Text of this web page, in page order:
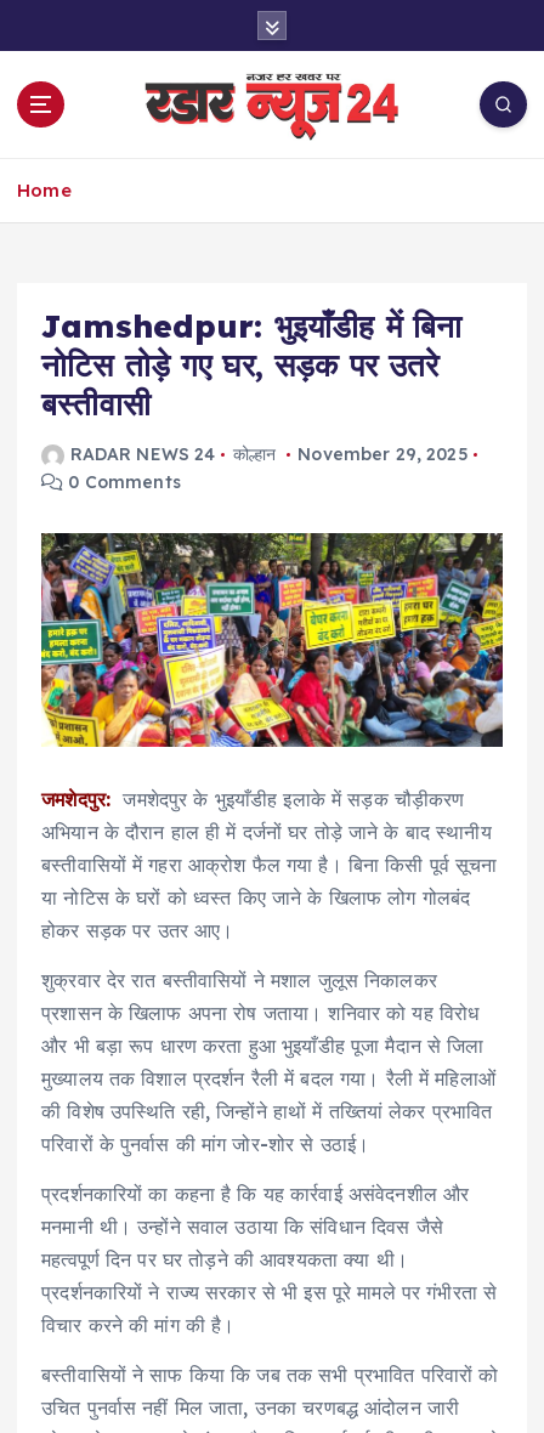
Home
Jamshedpur: भुइयाँडीह में बिना
नोटिस तोड़े गए घर, सड़क पर उतरे
बस्तीवासी
RADAR NEWS 24 कोल्हान
November 29, 2025
0 Comments
जमशेदपुर: जमशेदपुर के भुइयाँडीह इलाके में सड़क चौड़ीकरण
अभियान के दौरान हाल ही में दर्जनों घर तोड़े जाने के बाद स्थानीय
बस्तीवासियों में गहरा आक्रोश फैल गया है। बिना किसी पूर्व सूचना
या नोटिस के घरों को ध्वस्त किए जाने के खिलाफ लोग गोलबंद
होकर सड़क पर उतर आए।
शुक्रवार देर रात बस्तीवासियों ने मशाल जुलूस निकालकर
प्रशासन के खिलाफ अपना रोष जताया। शनिवार को यह विरोध
और भी बड़ा रूप धारण करता हुआ भुइयाँडीह पूजा मैदान से जिला
मुख्यालय तक विशाल प्रदर्शन रैली में बदल गया। रैली में महिलाओं
की विशेष उपस्थिति रही, जिन्होंने हाथों में तख्तियां लेकर प्रभावित
परिवारों के पुनर्वास की मांग जोर-शोर से उठाई।
प्रदर्शनकारियों का कहना है कि यह कार्रवाई असंवेदनशील और
मनमानी थी। उन्होंने सवाल उठाया कि संविधान दिवस जैसे
महत्वपूर्ण दिन पर घर तोड़ने की आवश्यकता क्या थी।
प्रदर्शनकारियों ने राज्य सरकार से भी इस पूरे मामले पर गंभीरता से
विचार करने की मांग की है।
बस्तीवासियों ने साफ किया कि जब तक सभी प्रभावित परिवारों को
उचित पुनर्वास नहीं मिल जाता, उनका चरणबद्ध आंदोलन जारी